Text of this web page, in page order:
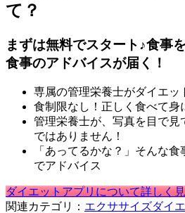
て？
まずは無料でスタート♪食事
食事のアドバイスが届く！
専属の管理栄養士がダイエッ
食制限なし！正しく食べて身
管理栄養士が、写真を目で
ではありません！
「あってるかな？」そんな
でアドバイス
ダイエットアプリについて詳しく
関連カテゴリ： エクササイズダイ